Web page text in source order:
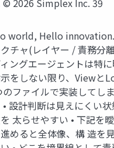
©️ 2026 Simplex Inc. 39
world, Hello innovation.
チャ(レイヤー / 責務分
ングエージェントは特
をしない限り、Viewと
のファイルで実装してし
• 設計判断は見えにくい
太らせやすい • 下記を
めると全体像、構 造を